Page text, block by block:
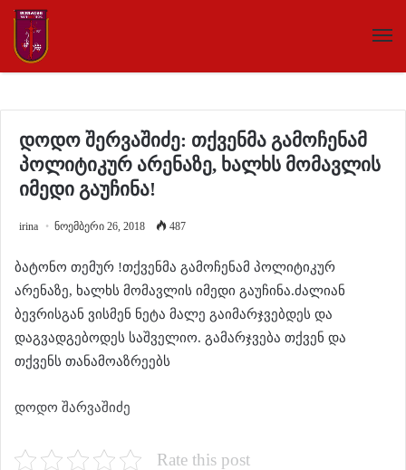
დოდო შერვაშიძე: თქვენმა გამოჩენამ
პოლიტიკურ არენაზე, ხალხს მომავლის
იმედი გაუჩინა!
irina ნოემბერი 26, 2018 487
ბატონო თემურ !თქვენმა გამოჩენამ პოლიტიკურ
არენაზე, ხალხს მომავლის იმედი გაუჩინა.ძალიან
ბევრისგან ვისმენ ნეტა მალე გაიმარჯვებდეს და
დაგვადგებოდეს საშველიო. გამარჯვება თქვენ და
თქვენს თანამოაზრეებს
დოდო შარვაშიძე
Rate this post